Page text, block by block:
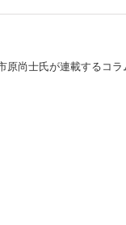
原尚士氏が連載するコ